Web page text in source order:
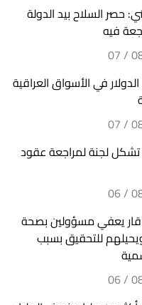
حصر السلاح بيد الدولة
فيه
في الأسواق العراقية
تشكل لجنة لمراجعة عقود
يعفي مسؤولين بصحة
للتحقيق بسبب